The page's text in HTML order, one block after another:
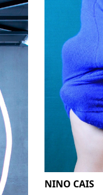
NINO CAIS